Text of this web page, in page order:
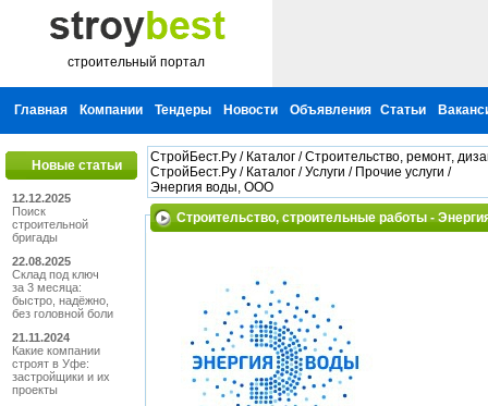
строительный портал
Главная Компании Тендеры Новости Объявления Статьи
Новые статьи
12.12.2025
Поиск
строительной
бригады
22.08.2025
Склад под ключ
за 3 месяца:
быстро, надёжно,
без головной боли
21.11.2024
Какие компании
строят в Уфе:
застройщики и их
проекты
СтройБест.Ру / Каталог /Строительство, ремонт,
СтройБест.Ру / Каталог /Услуги / Прочие услуги /
Энергия воды, ООО
Строительство, строительные работы -